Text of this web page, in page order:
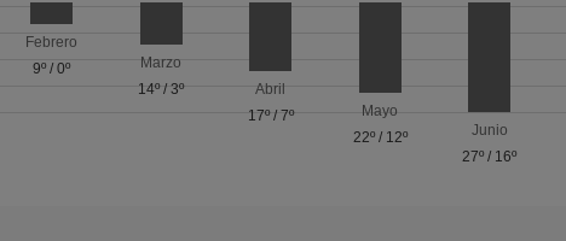
Febrero
9º /0º
Marzo
14º/3º
Abril
17º/ 7º
Mayo
22º/ 12º
Junio
27º / 16º